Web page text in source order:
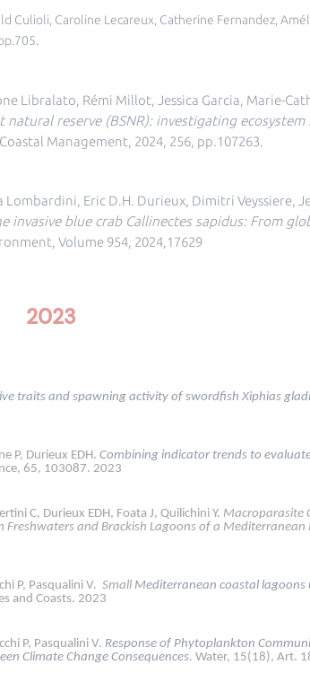
Culioli, Caroline Lecareux, Catherine Fernandez,
Libralato, Rémi Millot, Jessica Garcia, Marie-
natural reserve (BSNR): investigating
Management, 2024, 256, pp.107263.
Eric D.H. Durieux, Dimitri Veyssiere,
invasive blue crab Callinectes sapidus: From
Volume 954, 2024,17629
2023
traits and spawning activity of swordfish Xiphias
P, Durieux EDH.Combining indicator trends to
65, 103087. 2023
C, Durieux EDH, Foata J, Quilichini Y. Macroparasite
and Brackish Lagoons of a Mediterranean
P, Pasqualini V.Small Mediterranean coastal
and Coasts. 2023
P, Pasqualini V. Response of Phytoplankton
Climate Change Consequences. Water, 15(18), Art.